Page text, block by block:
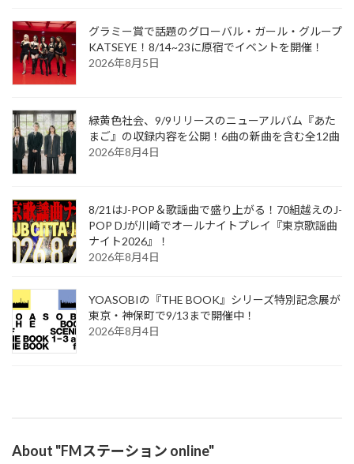
グラミー賞で話題のグローバル・ガール・グループ
KATSEYE！8/14~23に原宿でイベントを開催！
2026年8月5日
緑黄色社会、9/9リリースのニューアルバム『あた
まご』の収録内容を公開！6曲の新曲を含む全12曲
2026年8月4日
8/21はJ-POP＆歌謡曲で盛り上がる！70組越えのJ-
POP DJが川崎でオールナイトプレイ『東京歌謡曲
ナイト2026』！
2026年8月4日
YOASOBIの『THE BOOK』シリーズ特別記念展が
東京・神保町で9/13まで開催中！
2026年8月4日
About "FMステーション online"